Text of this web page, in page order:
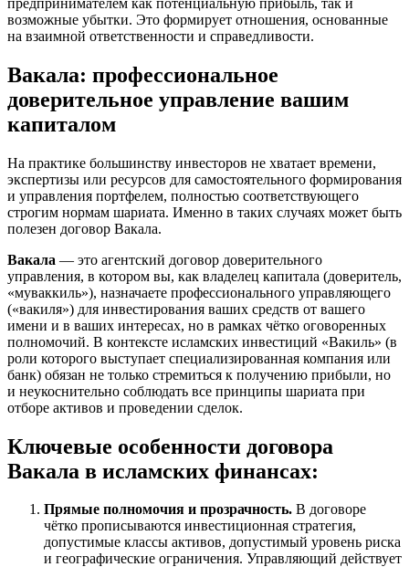
возможные убытки. Это формирует отношения, основанные
на взаимной ответственности и справедливости.
Вакала: профессиональное
доверительное управление вашим
капиталом
На практике большинству инвесторов не хватает времени,
экспертизы или ресурсов для самостоятельного формирования
и управления портфелем, полностью соответствующего
строгим нормам шариата. Именно в таких случаях может быть
полезен договор Вакала.
Вакала — это агентский договор доверительного
управления, в котором вы, как владелец капитала (доверитель,
«муваккиль»), назначаете профессионального управляющего
(«вакиля») для инвестирования ваших средств от вашего
имени и в ваших интересах, но в рамках чётко оговоренных
полномочий. В контексте исламских инвестиций «Вакиль» (в
роли которого выступает специализированная компания или
банк) обязан не только стремиться к получению прибыли, но
и неукоснительно соблюдать все принципы шариата при
отборе активов и проведении сделок.
Ключевые особенности договора
Вакала в исламских финансах:
Прямые полномочия и прозрачность. В договоре
чётко прописываются инвестиционная стратегия,
допустимые классы активов, допустимый уровень риска
и географические ограничения. Управляющий действует